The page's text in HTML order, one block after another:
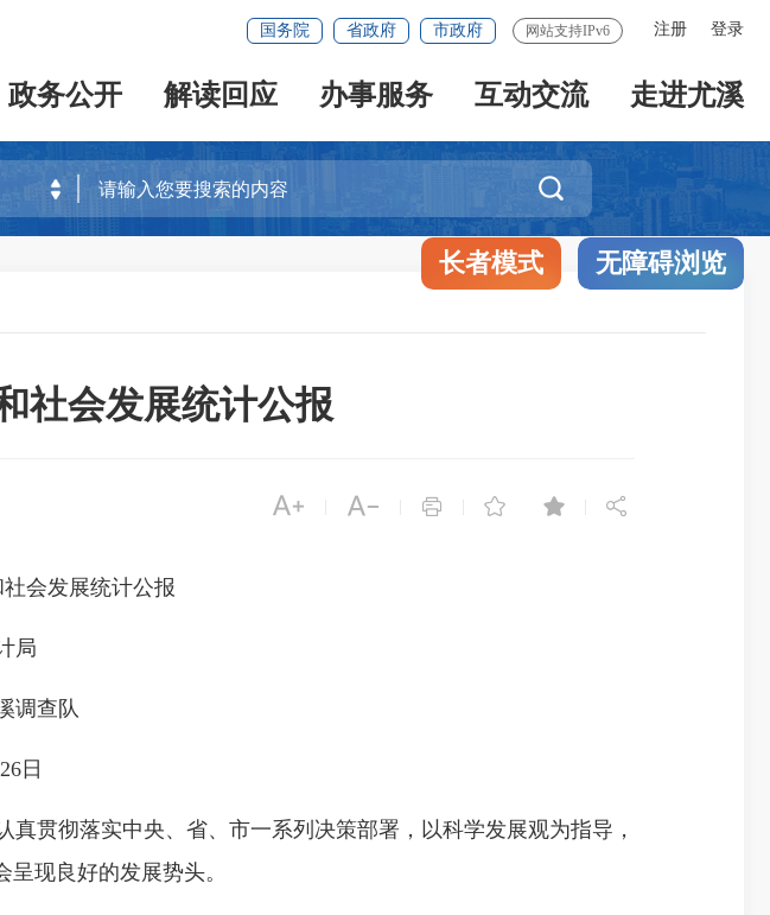
注册 登录
国务院 省政府 市政府 网站支持IPv6
政务公开 解读回应 办事服务 互动交流 走进尤溪

长者模式 无障碍浏览
社会发展统计公报
     
会发展统计公报
局
调查队
日
贯彻落实中央、省、市一系列决策部署，以科学发展观为指导，
现良好的发展势头。